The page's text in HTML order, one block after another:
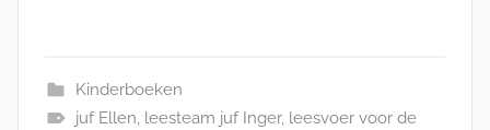
Kinderboeken
juf Ellen, leesteam juf Inger, leesvoer voor de